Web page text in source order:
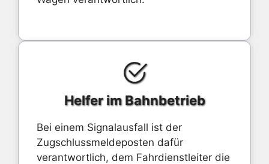
Helfer im Bahnbetrieb
Bei einem Signalausfall ist der
Zugschlussmeldeposten dafür
verantwortlich, dem Fahrdienstleiter die